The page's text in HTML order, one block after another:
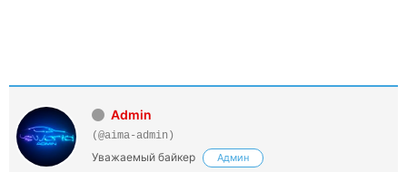
Admin
(@aima-admin)
Уважаемый байкер Админ